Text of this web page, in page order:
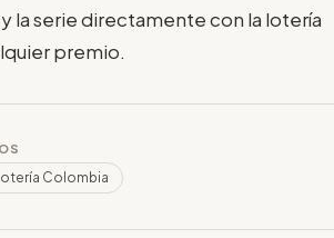
la serie directamente con la lotería
premio.
Lotería Colombia